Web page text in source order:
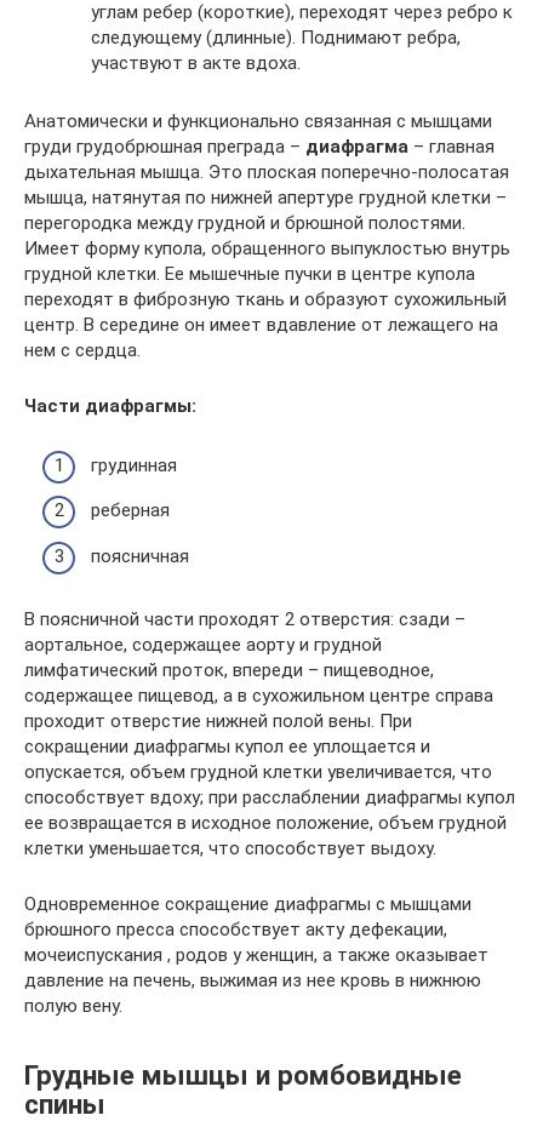
углам ребер (короткие), переходят через ребро к
следующему (длинные). Поднимают ребра,
участвуют в акте вдоха.
Анатомически и функционально связанная с мышцами
груди грудобрюшная преграда – диафрагма – главная
дыхательная мышца. Это плоская поперечно-полосатая
мышца, натянутая по нижней апертуре грудной клетки –
перегородка между грудной и брюшной полостями.
Имеет форму купола, обращенного выпуклостью внутрь
грудной клетки. Ее мышечные пучки в центре купола
переходят в фиброзную ткань и образуют сухожильный
центр. В середине он имеет вдавление от лежащего на
нем с сердца.
Части диафрагмы:
грудинная
реберная
поясничная
В поясничной части проходят 2 отверстия: сзади –
аортальное, содержащее аорту и грудной
лимфатический проток, впереди – пищеводное,
содержащее пищевод, а в сухожильном центре справа
проходит отверстие нижней полой вены. При
сокращении диафрагмы купол ее уплощается и
опускается, объем грудной клетки увеличивается, что
способствует вдоху; при расслаблении диафрагмы купол
ее возвращается в исходное положение, объем грудной
клетки уменьшается, что способствует выдоху.
Одновременное сокращение диафрагмы с мышцами
брюшного пресса способствует акту дефекации,
мочеиспускания , родов у женщин, а также оказывает
давление на печень, выжимая из нее кровь в нижнюю
полую вену.
Грудные мышцы и ромбовидные
спины